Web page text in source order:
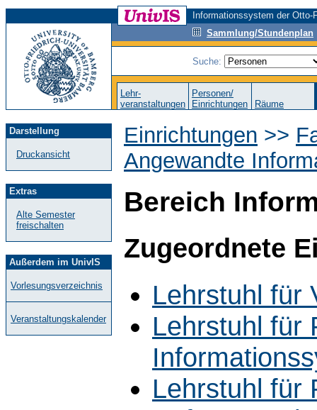
Informationssystem der
Sammlung/Stundenplan
Suche:
Lehr-
veranstaltungen
Personen/
Einrichtungen
Räume
Darstellung
Druckansicht
Extras
Alte Semester
freischalten
Außerdem im UnivIS
Vorlesungsverzeichnis
Veranstaltungskalender
Einrichtungen >>
Angewandte
Bereich
Zugeordnete
Lehrstuhl für
Lehrstuhl für
Lehrstuhl für